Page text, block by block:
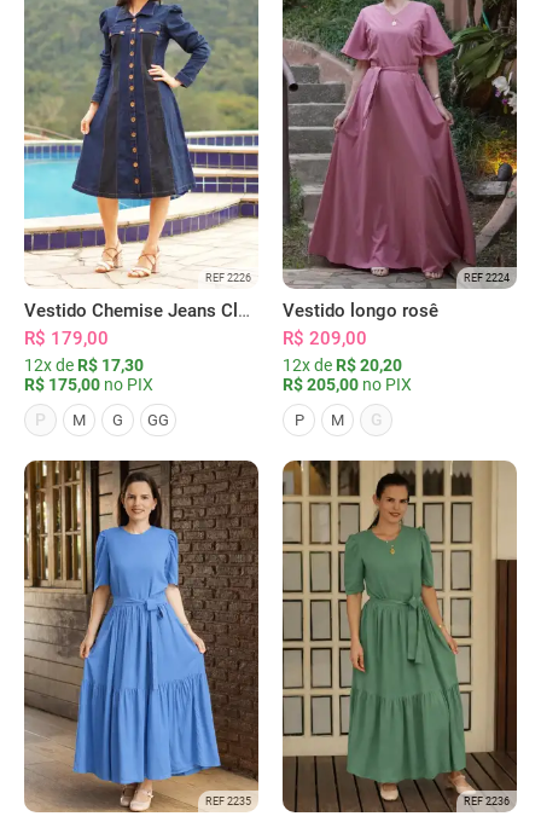
REF 2226
Vestido Chemise Jeans Clássica Serena
R$ 179,00
12x de R$ 17,30
R$ 175,00 no PIX
P
M G GG
REF 2224
Vestido longo rosê
R$ 209,00
12x de R$ 20,20
R$ 205,00 no PIX
P M G
REF 2235 REF 2236